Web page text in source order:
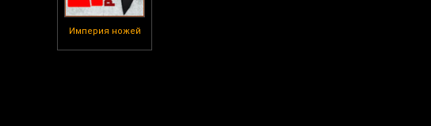
Империя ножей